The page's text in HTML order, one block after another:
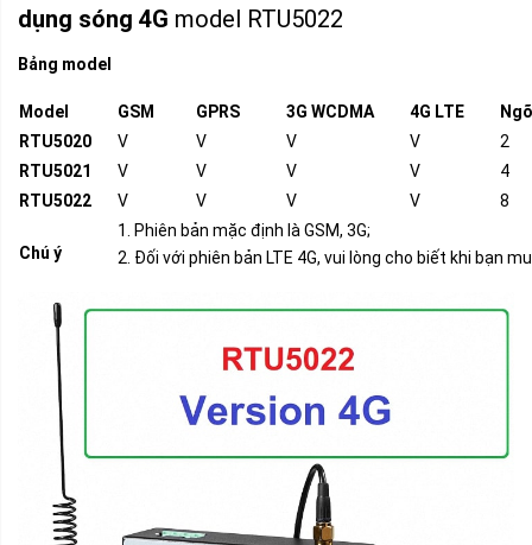
dụng sóng 4G model RTU5022
Bảng model
Model GSM GPRS 3G WCDMA 4G LTE
RTU5020
V V V V
2
RTU5021
V V V V
4
RTU5022
V V V V 8
Chú ý
1. Phiên bản mặc định là GSM, 3G;
2. Đối với phiên bản LTE 4G, vui lòng cho biết khi bạn